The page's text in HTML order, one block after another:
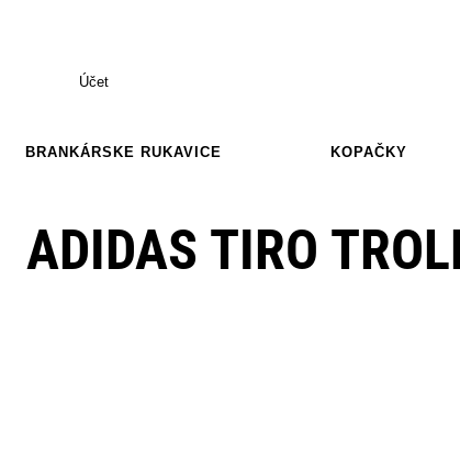
Účet
BRANKÁRSKE RUKAVICE KOPAČKY
ADIDAS TIRO